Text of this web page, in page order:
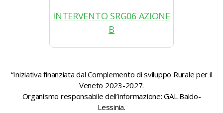
INTERVENTO SRG06 AZIONE
B
“Iniziativa finanziata dal Complemento di sviluppo Rurale per il
Veneto 2023-2027.
Organismo responsabile dell’informazione: GAL Baldo-
Lessinia.